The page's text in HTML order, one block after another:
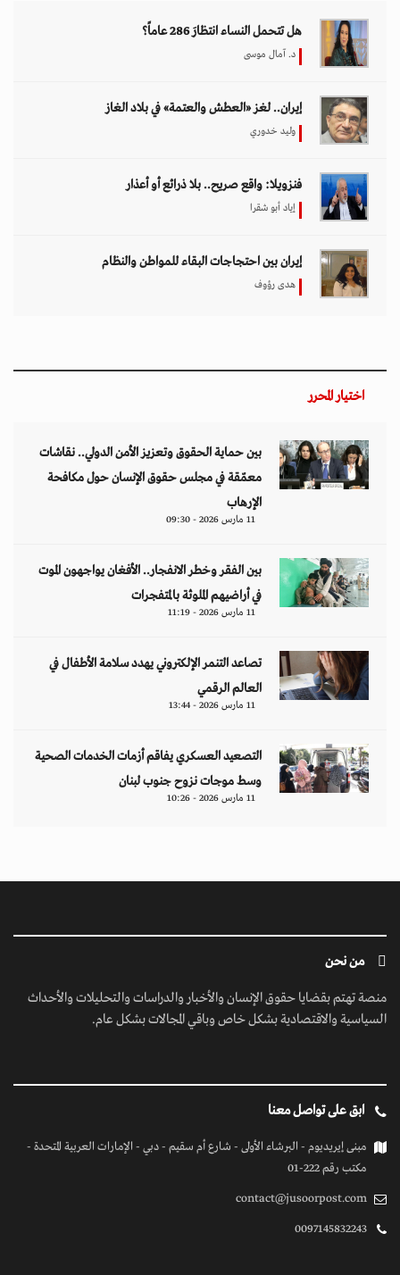
هل تتحمل النساء انتظارَ 286 عاماً؟
د. آمال موسى
إيران.. لغز «العطش والعتمة» في بلاد الغاز
وليد خدوري
فنزويلا: واقع صريح.. بلا ذرائع أو أعذار
إياد أبو شقرا
إيران بين احتجاجات البقاء للمواطن والنظام
هدى رؤوف
اختيار المحرر
بين حماية الحقوق وتعزيز الأمن الدولي.. نقاشات
معمّقة في مجلس حقوق الإنسان حول مكافحة
الإرهاب
11 مارس 2026 - 09:30
بين الفقر وخطر الانفجار.. الأفغان يواجهون الموت
في أراضيهم الملوثة بالمتفجرات
11 مارس 2026 - 11:19
تصاعد التنمر الإلكتروني يهدد سلامة الأطفال في
العالم الرقمي
11 مارس 2026 - 13:44
التصعيد العسكري يفاقم أزمات الخدمات الصحية
وسط موجات نزوح جنوب لبنان
11 مارس 2026 - 10:26
من نحن
منصة تهتم بقضايا حقوق الإنسان والأخبار والدراسات والتحليلات والأحداث
السياسية والاقتصادية بشكل خاص وباقي المجالات بشكل عام.
ابق على تواصل معنا
مبنى إيريديوم - البرشاء الأولى - شارع أم سقيم - دبي - الإمارات العربية المتحدة -
مكتب رقم 222-01
contact@jusoorpost.com
0097145832243